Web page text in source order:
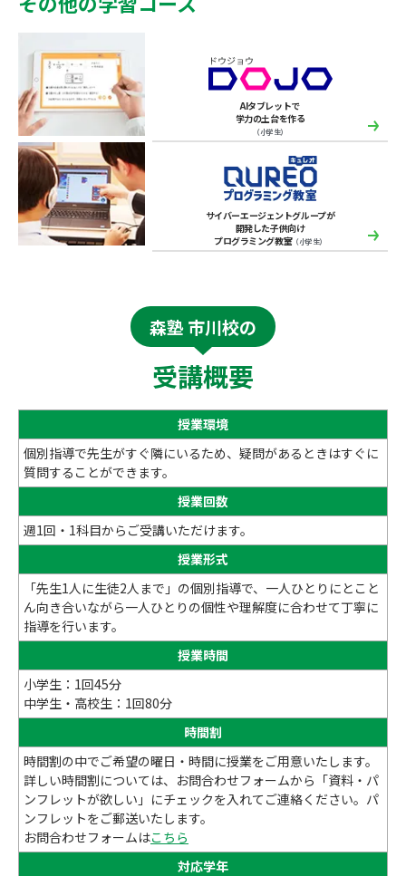
AIタブレットで
学力の土台を作る
（小学生）
サイバーエージェントグループが
開発した子供向け
プログラミング教室（小学生）
森塾 市川校の
受講概要
授業環境
個別指導で先生がすぐ隣にいるため、疑問があるときはすぐに
質問することができます。
授業回数
週1回・1科目からご受講いただけます。
授業形式
「先生1人に生徒2人まで」の個別指導で、一人ひとりにとこと
ん向き合いながら一人ひとりの個性や理解度に合わせて丁寧に
指導を行います。
授業時間
小学生：1回45分
中学生・高校生：1回80分
時間割
時間割の中でご希望の曜日・時間に授業をご用意いたします。
詳しい時間割については、お問合わせフォームから「資料・パ
ンフレットが欲しい」にチェックを入れてご連絡ください。パ
ンフレットをご郵送いたします。
お問合わせフォームはこちら
対応学年